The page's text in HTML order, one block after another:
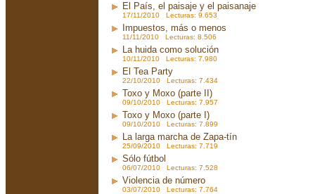
El País, el paisaje y el paisanaje
17/11/2010 Lecturas: 9.653
Impuestos, más o menos
11/11/2010 Lecturas: 8.506
La huida como solución
10/11/2010 Lecturas: 7.980
El Tea Party
22/10/2010 Lecturas: 7.434
Toxo y Moxo (parte II)
09/10/2010 Lecturas: 7.957
Toxo y Moxo (parte I)
09/10/2010 Lecturas: 7.899
La larga marcha de Zapa-tín
25/09/2010 Lecturas: 7.719
Sólo fútbol
06/07/2010 Lecturas: 7.528
Violencia de número
03/07/2010 Lecturas: 7.764